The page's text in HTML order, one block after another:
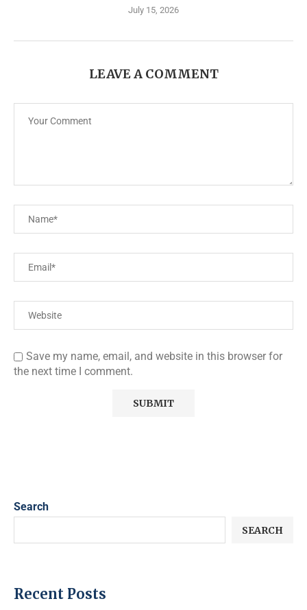
July 15, 2026
LEAVE A COMMENT
Save my name, email, and website in this browser for
the next time I comment.
Search
SEARCH
Recent Posts